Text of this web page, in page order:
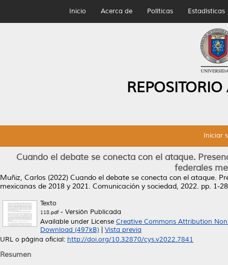
Inicio Acerca de Políticas Estadísticas
Iniciar
Cuando el debate se conecta con el ataque.
federales
Muñiz, Carlos (2022) Cuando el debate se conecta con el ataque.
mexicanas de 2018 y 2021. Comunicación y sociedad, 2022. pp. 1-
Texto
118.pdf- Versión Publicada
Available under License Creative Commons Attribution
Download (497kB)
Vista previa
URL o página oficial: http://doi.org/10.32870/cys.v2022.7841
Resumen